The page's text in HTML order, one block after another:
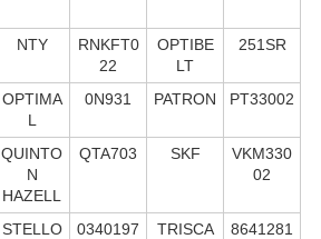
NTY
RNKFT0
22
OPTIBE
LT
251SR
OPTIMA
L
0N931 PATRON PT33002
QUINTO
N
HAZELL
QTA703 SKF
VKM330
02
STELLO
0340197
TRISCA
8641281